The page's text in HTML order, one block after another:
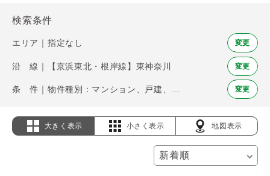
検索条件
エリア｜指定なし 変更
沿 線｜【京浜東北・根岸線】東神奈川 変更
変更
大きく表示 小さく表示 地図表示